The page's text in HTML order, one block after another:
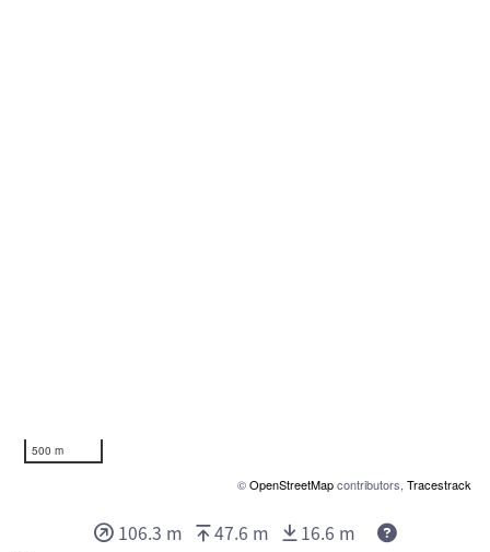
500 m
©OpenStreetMapcontributors, Tracestrack
106.3 m 47.6 m 16.6 m